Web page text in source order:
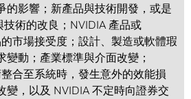
的影響；新產品與技術開發，或是
術的改良；NVIDIA 產品或
市場接受度；設計、製造或軟體瑕
變動；產業標準與介面改變；
合至系統時，發生意外的效能損
變，以及 NVIDIA 不定時向證券交